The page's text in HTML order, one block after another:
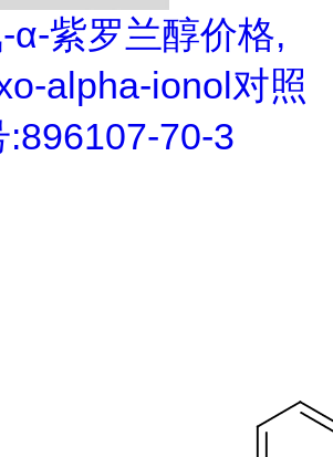
α-紫罗兰醇价格,
alpha-ionol对照
70-3